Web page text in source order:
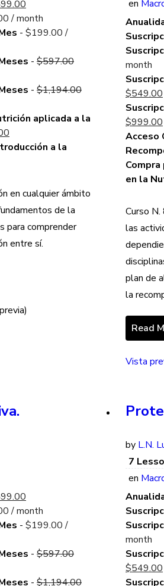
price
is:
/ month
- $199.00 /
- $597.00Original
was:
- $1,194.00Original
was:
$1,194.00.
aplicada a la
price
a la
en cualquier ámbito
de la
para comprender
entre sí.
en
month
$549.00
$999.00
Acceso
en la
Curso
las
plan de
la
Read
Vista
price
is:
/ month
- $199.00 /
- $597.00Original
was:
- $1,194.00Original
by L.N.
7
en
month
$549.00